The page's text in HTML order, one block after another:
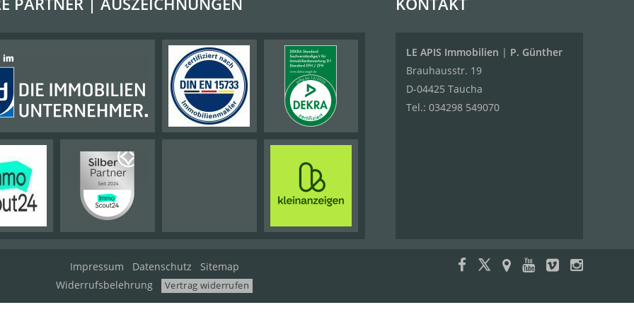
LE APIS Immobilien | P. Günther
Brauhausstr. 19
D-04425 Taucha
Tel.: 034298 549070
Impressum Datenschutz
Sitemap
Widerrufsbelehrung
Vertrag widerrufen